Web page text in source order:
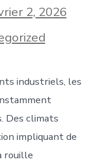
2, 2026
industriels, les
Des climats
impliquant de
rouille